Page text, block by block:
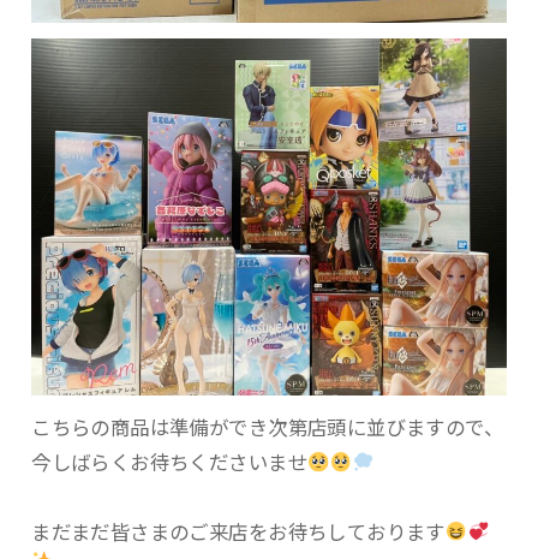
こちらの商品は準備ができ次第店頭に並びますので、
今しばらくお待ちくださいませ
まだまだ皆さまのご来店をお待ちしております